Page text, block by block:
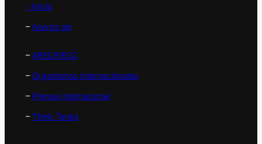
– Inicio
– Acerca de
– APEC/PECC
– Organismos Internacionales
– Prensa Internacional
– Think Tanks